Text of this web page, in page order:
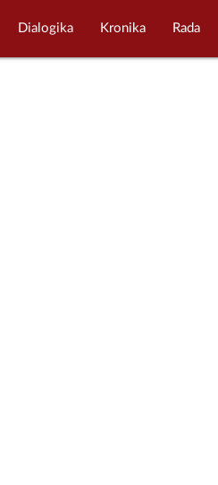
Dialogika Kronika Rada